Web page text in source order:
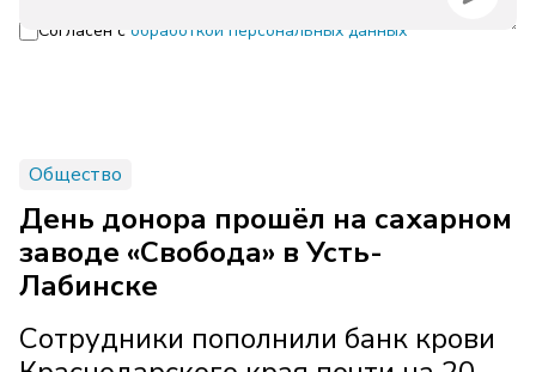
Согласен с обработкой персональных данных
Общество
День донора прошёл на сахарном
заводе «Свобода» в Усть-
Лабинске
Сотрудники пополнили банк крови